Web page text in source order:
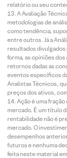
relatório ou seu
A Avaliação
metodologias de
como tendência,
entre outros. Já a
resultados divulgados
forma, as opiniões
retornos dadas as
eventos específicos
Analistas Técnicos,
preços dos ativos,
Ação é uma
mercado. É um título
rentabilidade não é
mercado. O
desempenhos
futuros e nenhuma
feita neste material